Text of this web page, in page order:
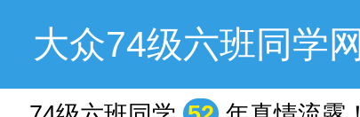
大众74级六班同学网